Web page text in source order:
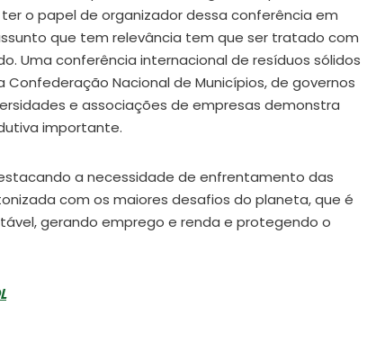
o papel de organizador dessa conferência em
que tem relevância tem que ser tratado com
Uma conferência internacional de resíduos sólidos
Confederação Nacional de Municípios, de governos
e associações de empresas demonstra
importante.
a necessidade de enfrentamento das
com os maiores desafios do planeta, que é
gerando emprego e renda e protegendo o